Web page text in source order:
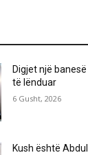
Digjet një
të lënduar
6 Gusht, 2026
Kush është